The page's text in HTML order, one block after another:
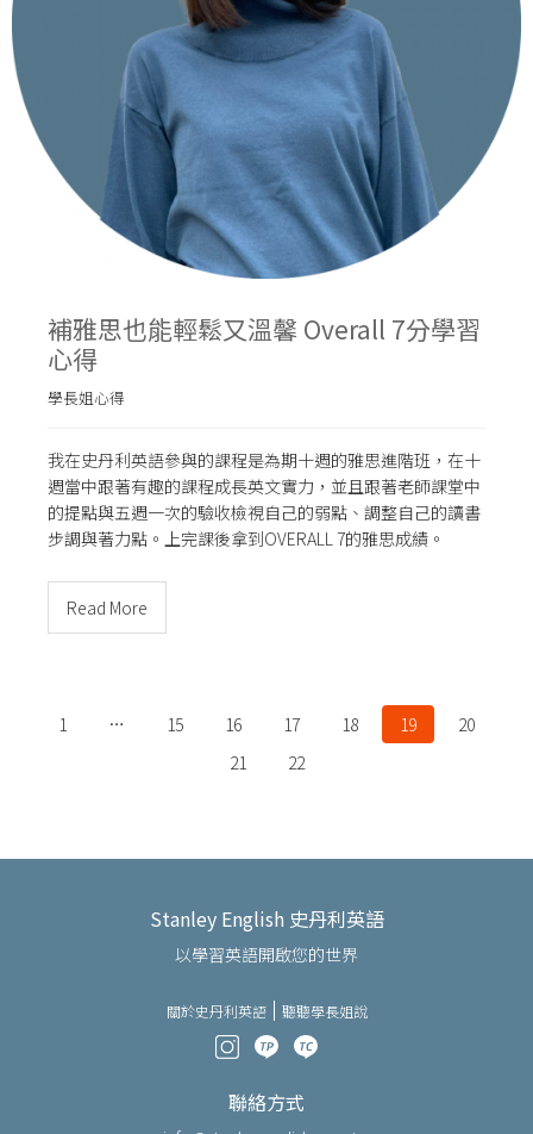
補雅思也能輕鬆又溫馨 Overall 7分學習
心得
學長姐心得
我在史丹利英語參與的課程是為期十週的雅思進階班，在十
週當中跟著有趣的課程成長英文實力，並且跟著老師課堂中
的提點與五週一次的驗收檢視自己的弱點、調整自己的讀書
步調與著力點。上完課後拿到OVERALL 7的雅思成績。
Read More
1 … 15 16 17 18 19
20
21
22
Stanley English 史丹利英語
以學習英語開啟您的世界
關於史丹利英語 聽聽學長姐說
聯絡方式